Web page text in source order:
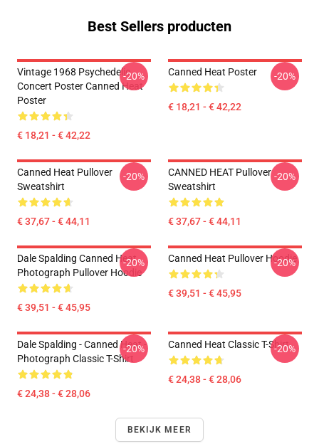
Best Sellers producten
Vintage 1968 Psychedelic
Concert Poster Canned Heat
Poster
€ 18,21 - € 42,22
-20% Canned Heat Poster
€ 18,21 - € 42,22
-20%
Canned Heat Pullover
Sweatshirt
€ 37,67 - € 44,11
-20%
CANNED HEAT Pullover
Sweatshirt
€ 37,67 - € 44,11
-20%
Dale Spalding Canned Heat
Photograph Pullover Hoodie
€ 39,51 - € 45,95
-20% Canned Heat Pullover Hoodie
€ 39,51 - € 45,95
-20%
Dale Spalding - Canned Heat -
Photograph Classic T-Shirt
€ 24,38 - € 28,06
-20% Canned Heat Classic T-Shirt
€ 24,38 - € 28,06
-20%
BEKIJK MEER